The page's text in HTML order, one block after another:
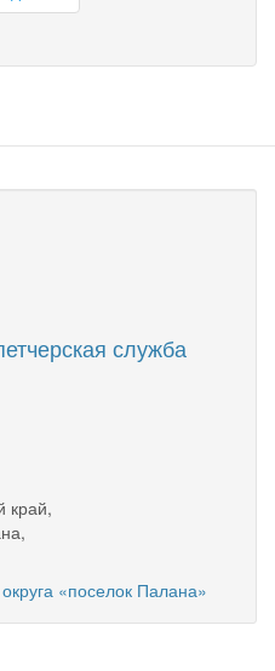
служба
край,
«поселок Палана»